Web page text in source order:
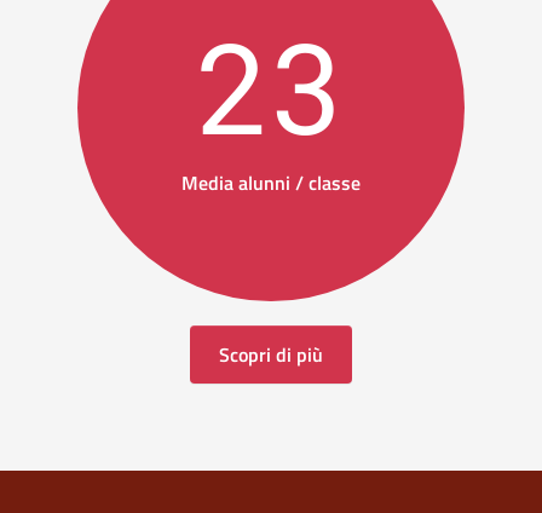
23
Media alunni / classe
Scopri di più